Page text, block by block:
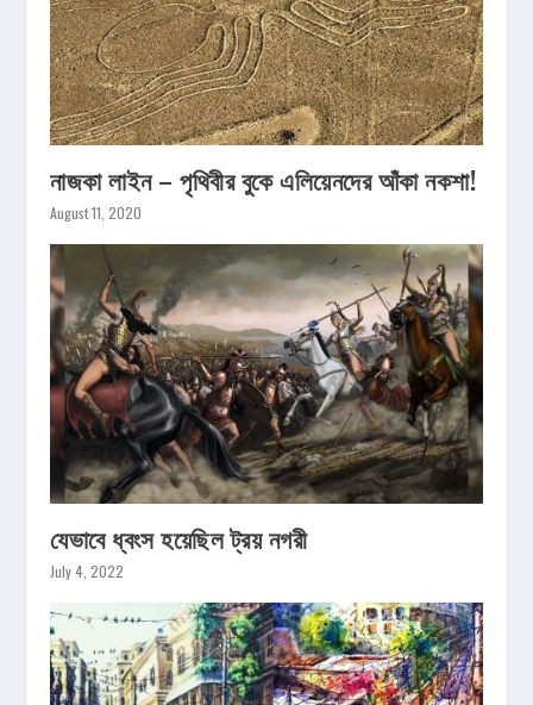
নাজকা লাইন – পৃথিবীর বুকে এলিয়েনদের আঁকা নকশা!
August 11, 2020
যেভাবে ধ্বংস হয়েছিল ট্রয় নগরী
July 4, 2022